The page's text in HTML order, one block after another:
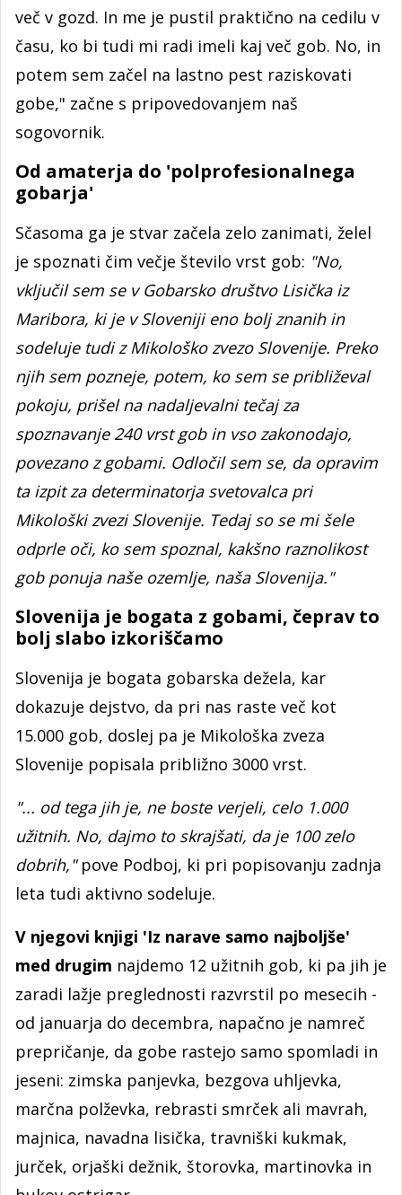
več v gozd. In me je pustil praktično na cedilu v
času, ko bi tudi mi radi imeli kaj več gob. No, in
potem sem začel na lastno pest raziskovati
gobe," začne s pripovedovanjem naš
sogovornik.
Od amaterja do 'polprofesionalnega
gobarja'
Sčasoma ga je stvar začela zelo zanimati, želel
je spoznati čim večje število vrst gob: "No,
vključil sem se v Gobarsko društvo Lisička iz
Maribora, ki je v Sloveniji eno bolj znanih in
sodeluje tudi z Mikološko zvezo Slovenije. Preko
njih sem pozneje, potem, ko sem se približeval
pokoju, prišel na nadaljevalni tečaj za
spoznavanje 240 vrst gob in vso zakonodajo,
povezano z gobami. Odločil sem se, da opravim
ta izpit za determinatorja svetovalca pri
Mikološki zvezi Slovenije. Tedaj so se mi šele
odprle oči, ko sem spoznal, kakšno raznolikost
gob ponuja naše ozemlje, naša Slovenija."
Slovenija je bogata z gobami, čeprav to
bolj slabo izkoriščamo
Slovenija je bogata gobarska dežela, kar
dokazuje dejstvo, da pri nas raste več kot
15.000 gob, doslej pa je Mikološka zveza
Slovenije popisala približno 3000 vrst.
"... od tega jih je, ne boste verjeli, celo 1.000
užitnih. No, dajmo to skrajšati, da je 100 zelo
dobrih,"pove Podboj, ki pri popisovanju zadnja
leta tudi aktivno sodeluje.
V njegovi knjigi 'Iz narave samo najboljše'
med drugim najdemo 12 užitnih gob, ki pa jih je
zaradi lažje preglednosti razvrstil po mesecih -
od januarja do decembra, napačno je namreč
prepričanje, da gobe rastejo samo spomladi in
jeseni: zimska panjevka, bezgova uhljevka,
marčna polževka, rebrasti smrček ali mavrah,
majnica, navadna lisička, travniški kukmak,
jurček, orjaški dežnik, štorovka, martinovka in